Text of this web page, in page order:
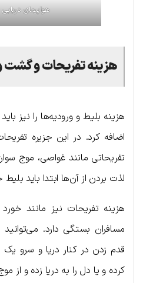
هواپیمای
هزینه تفریحات و گشت
هزینه بلیط و ورودیه‌ها را نیز
اضافه کرد. در این جزیره
تفریحاتی مانند غواصی، موج
لذت بردن از آن‌ها ابتدا باید بلیط
هزینه تفریحات نیز مانند
مسافران بستگی دارد.
قدم زدن در کنار دریا و سرو یک
کرده و یا دل را به دریا زده و